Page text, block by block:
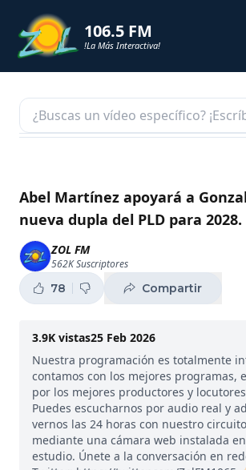
106.5 FM
!La Más Interactiva!
NOTICIAS
SHORTS
PODCAST
ZOL TV
Abel Martínez apoyará a
nueva dupla del PLD para 2028.
ZOL FM
562KSuscriptores
78 Compartir
3.9K vistas25 Feb 2026
Nuestra programación es totalmente
contamos con los mejores programas,
por los mejores productores y
Puedes escucharnos por audio real y
vernos las 24 horas con nuestro
mediante una cámara web instalada
estudio. Únete a la conversación en